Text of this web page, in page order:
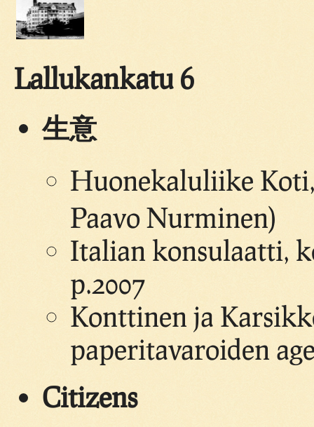
Lallukankatu 6
生意
Huonekaluliike
Paavo Nurminen)
Italian konsulaatti,
p.2007
Konttinen ja
paperitavaroiden
Citizens